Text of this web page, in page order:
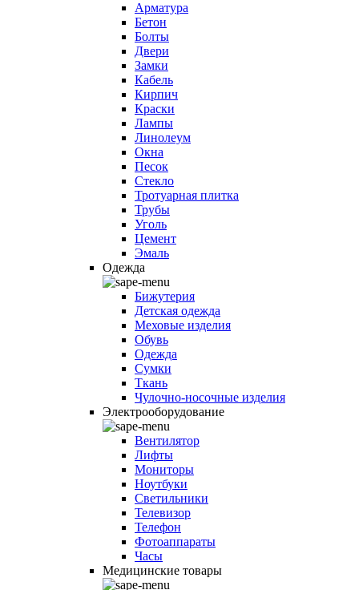
Арматура
Бетон
Болты
Двери
Замки
Кабель
Кирпич
Краски
Лампы
Линолеум
Окна
Песок
Стекло
Тротуарная плитка
Трубы
Уголь
Цемент
Эмаль
Одежда
Бижутерия
Детская одежда
Меховые изделия
Обувь
Одежда
Сумки
Ткань
Чулочно-носочные изделия
Электрооборудование
Вентилятор
Лифты
Мониторы
Ноутбуки
Светильники
Телевизор
Телефон
Фотоаппараты
Часы
Медицинские товары